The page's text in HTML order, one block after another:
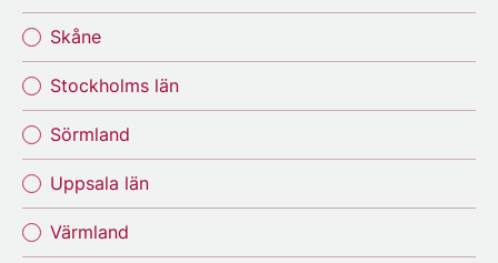
Skåne
Stockholms län
Sörmland
Uppsala län
Värmland